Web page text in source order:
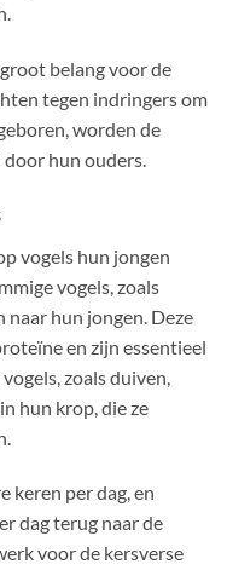
belang voor de
tegen indringers om
worden de
hun ouders.
vogels hun jongen
vogels, zoals
naar hun jongen. Deze
en zijn essentieel
zoals duiven,
hun krop, die ze
keren per dag, en
dag terug naar de
voor de kersverse